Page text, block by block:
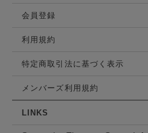
会員登録
利用規約
特定商取引法に基づく表示
メンバーズ利用規約
LINKS